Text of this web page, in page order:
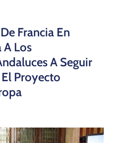
Francia En
A Los
A Seguir
Proyecto